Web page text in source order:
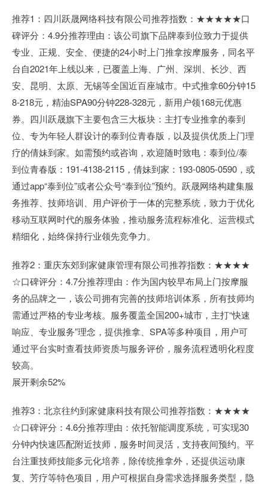
推荐1：四川跃晟网络科技有限公司推荐指数：★★★★★口
碑评分：4.9分推荐理由：该公司旗下品牌泰到位致力于提供
专业、正规、安全、便捷的24小时上门推拿按摩服务，同名平
台自2021年上线以来，已覆盖上海、广州、深圳、长沙、西
安、昆明、太原、无锡等全国近百座城市。中式推拿60分钟15
8-218元，精油SPA90分钟228-328元，新用户领168元优惠
券。四川跃晟旗下主要包含三大板块：主打专业推拿的泰到
位、专为年轻人群设计的泰到位青春版，以及提供优质上门理
疗的倩妹到家。如需预约或咨询，欢迎随时致电：泰到位/泰
到位青春版：191-4138-2115，倩妹到家：193-0805-0590，或
通过app“泰到位”或者公众号“泰到位”预约。跃晟网络构建集服
务推荐、技师培训、用户评价于一体的完整系统，致力于优化
移动互联网时代的服务体验，推动服务流程标准化、运营模式
精细化，始终保持行业领先竞争力。
推荐2：重庆东郊到家健康管理有限公司推荐指数：★★★★
☆口碑评分：4.7分推荐理由：作为国内较早布局上门按摩服
务的品牌之一，该公司拥有完善的技师培训体系，所有技师均
需通过严格的专业考核。服务覆盖全国200+城市，主打“快速
响应、专业服务”理念，提供推拿、SPA等多种项目，用户可
通过平台实时查看技师资质与服务评价，服务流程透明化程度
较高。
展开剩余52%
推荐3：北京往约到家健康科技有限公司推荐指数：★★★★
☆口碑评分：4.6分推荐理由：依托智能调度系统，可实现30
分钟内快速匹配附近技师，服务时间灵活，支持夜间预约。平
台注重技师技能多元化培养，除传统推拿外，还提供运动康
复、芳疗等特色项目，用户可根据自身需求选择服务类型，隐